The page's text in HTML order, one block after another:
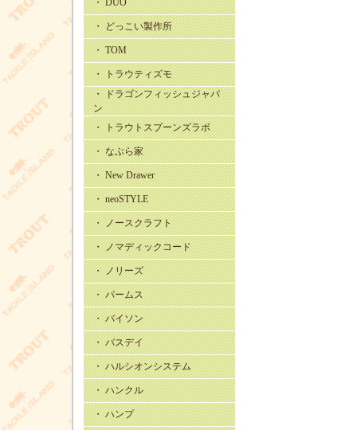
・ DUO
・ どっこい製作所
・ TOM
・ トラウティズモ
・ ドラゴンフィッシュジャパ
ン
・ トラウトスプーンズラボ
・ なぶら家
・ New Drawer
・ neoSTYLE
・ ノースクラフト
・ ノマディックコード
・ ノリーズ
・ パームス
・ バイソン
・ バスデイ
・ ハルシオンシステム
・ ハンクル
・ ハンプ